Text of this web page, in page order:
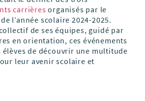
carrièresorganisés par le
l’année scolaire 2024-2025.
de ses équipes, guidé par
en orientation, ces événements
élèves de découvrir une multitude
leur avenir scolaire et